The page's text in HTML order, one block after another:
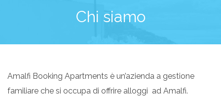
Chi siamo
Amalfi Booking Apartments è un’azienda a gestione
familiare che si occupa di offrire alloggi ad Amalfi.